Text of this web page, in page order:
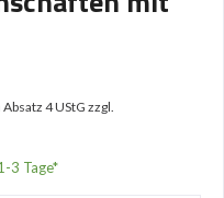
4 UStG zzgl.
3 Tage*